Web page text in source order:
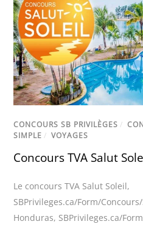
CONCOURS SB PRIVILÈGES /
SIMPLE / VOYAGES
Concours TVA Salut
Le concours TVA Salut Soleil,
SBPrivileges.ca/Form/
Honduras, SBPrivileges.ca/